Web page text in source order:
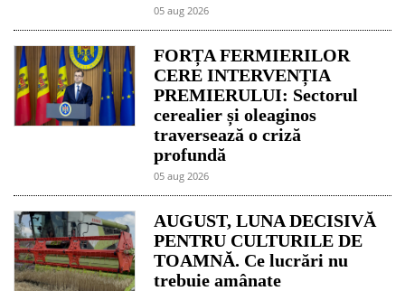
05 aug 2026
FORȚA FERMIERILOR
CERE INTERVENȚIA
PREMIERULUI: Sectorul
cerealier și oleaginos
traversează o criză
profundă
05 aug 2026
AUGUST, LUNA DECISIVĂ
PENTRU CULTURILE DE
TOAMNĂ. Ce lucrări nu
trebuie amânate